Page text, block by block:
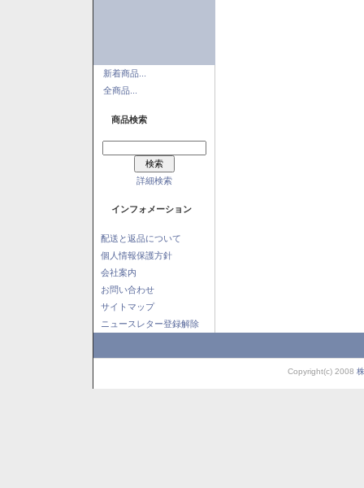
新着商品...
全商品...
商品検索
詳細検索
インフォメーション
配送と返品について
個人情報保護方針
会社案内
お問い合わせ
サイトマップ
ニュースレター登録解除
Copyright(c) 2008